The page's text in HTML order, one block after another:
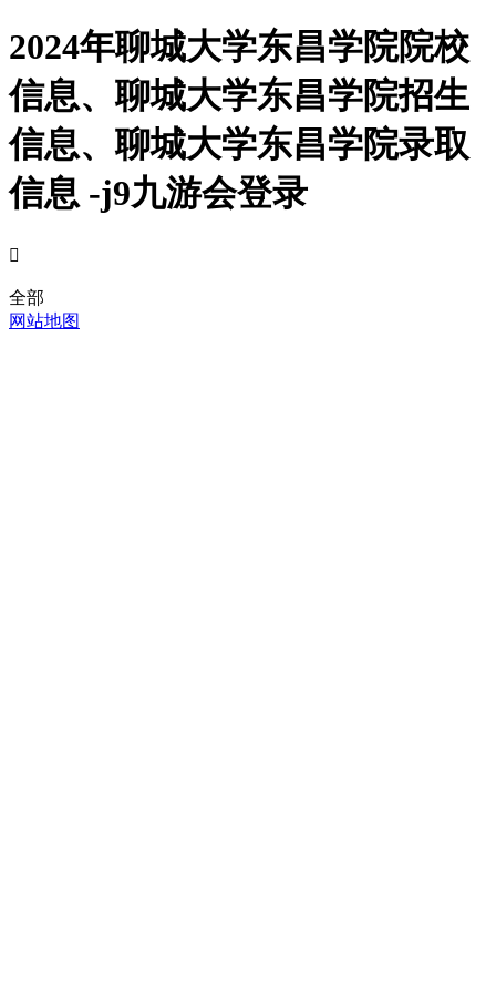
2024年聊城大学东昌学院院校
信息、聊城大学东昌学院招生
信息、聊城大学东昌学院录取
信息 -j9九游会登录

全部
网站地图